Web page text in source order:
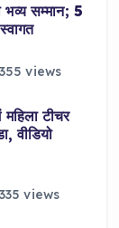
सम्मान; 5
355 views
टीचर
वीडियो
335 views